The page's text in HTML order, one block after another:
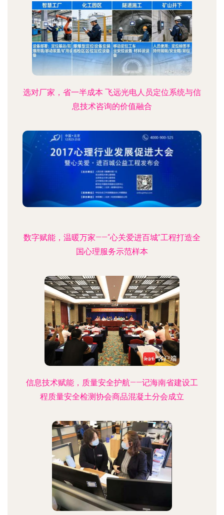
选对厂家，省一半成本 飞远光电人员定位系统与信
息技术咨询的价值融合
数字赋能，温暖万家——“心关爱进百城”工程打造全
国心理服务示范样本
信息技术赋能，质量安全护航——记海南省建设工
程质量安全检测协会商品混凝土分会成立